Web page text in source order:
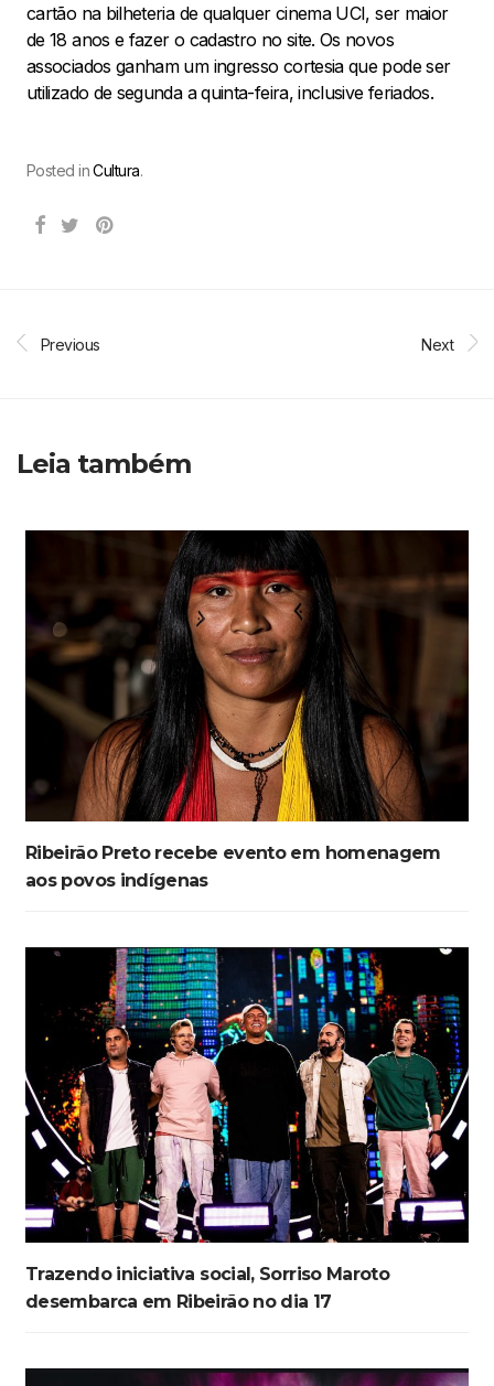
cartão na bilheteria de qualquer cinema UCI, ser maior
de 18 anos e fazer o cadastro no site. Os novos
associados ganham um ingresso cortesia que pode ser
utilizado de segunda a quinta-feira, inclusive feriados.
Posted inCultura.
Previous Next
Leia também
Ribeirão Preto recebe evento em homenagem
aos povos indígenas
Trazendo iniciativa social, Sorriso Maroto
desembarca em Ribeirão no dia 17